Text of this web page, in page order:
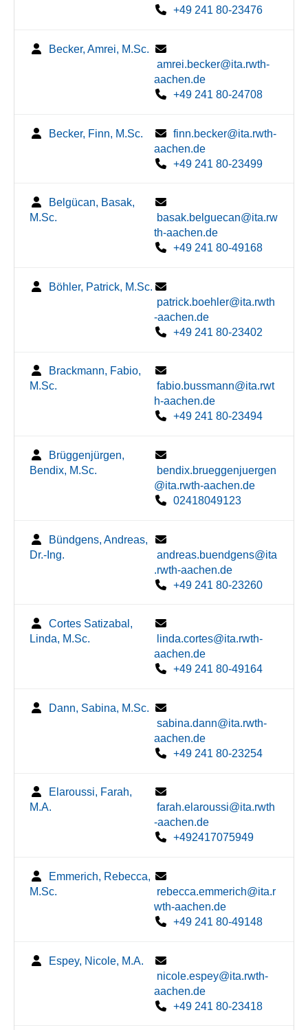
+49 241 80-23476
Becker, Amrei, M.Sc.
amrei.becker@ita.rwth-
aachen.de
+49 241 80-24708
Becker, Finn, M.Sc.
finn.becker@ita.rwth-
aachen.de
+49 241 80-23499
Belgücan, Basak,
M.Sc.
basak.belguecan@ita.rw
th-aachen.de
+49 241 80-49168
Böhler, Patrick, M.Sc.
patrick.boehler@ita.rwth
-aachen.de
+49 241 80-23402
Brackmann, Fabio,
M.Sc.
fabio.bussmann@ita.rwt
h-aachen.de
+49 241 80-23494
Brüggenjürgen,
Bendix, M.Sc.
bendix.brueggenjuergen
@ita.rwth-aachen.de
02418049123
Bündgens, Andreas,
Dr.-Ing.
andreas.buendgens@ita
.rwth-aachen.de
+49 241 80-23260
Cortes Satizabal,
Linda, M.Sc.
linda.cortes@ita.rwth-
aachen.de
+49 241 80-49164
Dann, Sabina, M.Sc.
sabina.dann@ita.rwth-
aachen.de
+49 241 80-23254
Elaroussi, Farah,
M.A.
farah.elaroussi@ita.rwth
-aachen.de
+492417075949
Emmerich, Rebecca,
M.Sc.
rebecca.emmerich@ita.r
wth-aachen.de
+49 241 80-49148
Espey, Nicole, M.A.
nicole.espey@ita.rwth-
aachen.de
+49 241 80-23418